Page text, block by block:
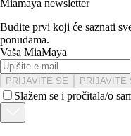
Miamaya newsletter
Budite prvi koji će saznati
ponudama.
Vaša MiaMaya
PRIJAVITE SE PRIJAVITE
Slažem se i pročitala/o